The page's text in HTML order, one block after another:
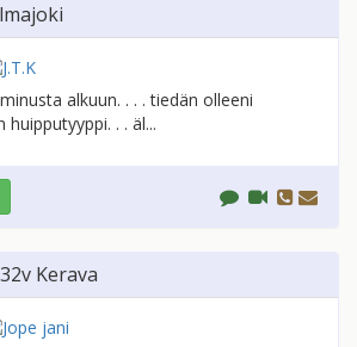
alkuun. . . . tiedän olleeni
. . äl...
Kerava